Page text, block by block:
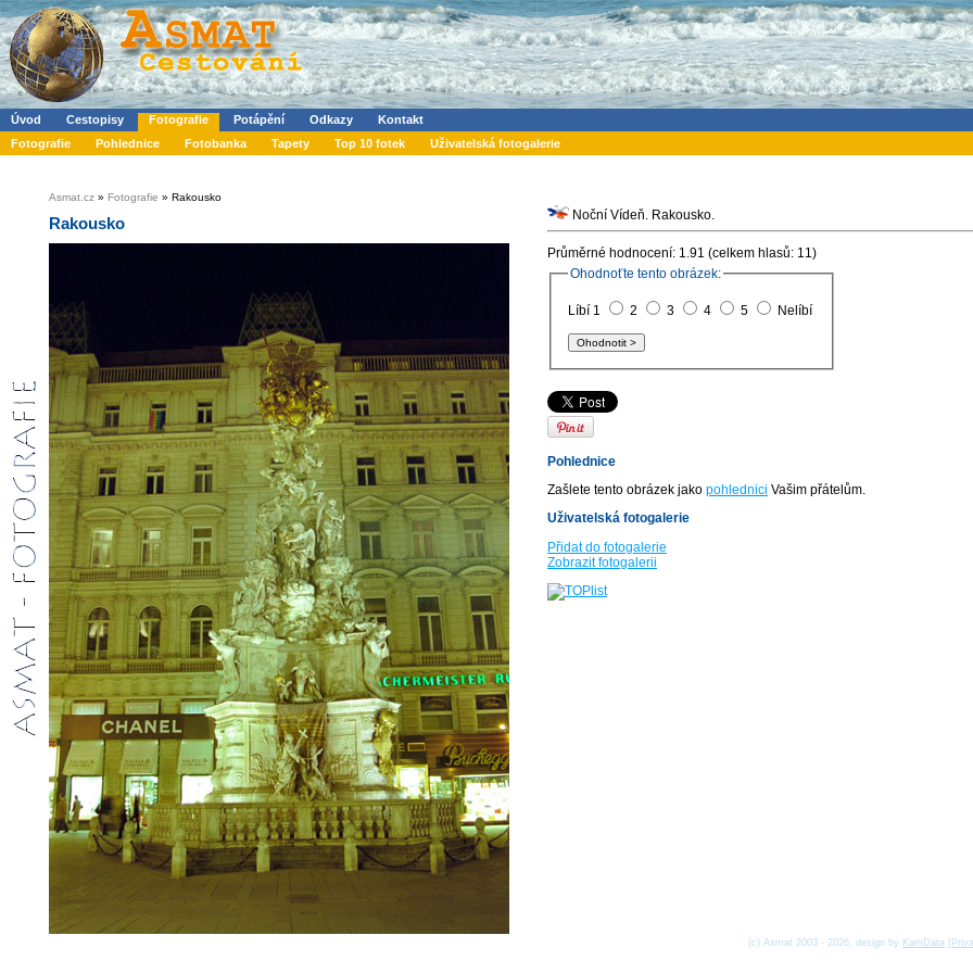
Úvod Cestopisy Fotografie Potápění Odkazy
Kontakt
Fotografie
Pohlednice Fotobanka Tapety Top 10 fotek Uživatelská fotogalerie
Asmat.cz » Fotografie » Rakousko
Rakousko Noční Vídeň. Rakousko.
Průměrné hodnocení: 1.91 (celkem hlasů: 11)
Ohodnoťte tento obrázek:
Líbí 1 2 3 4 5 Nelíbí
Pohlednice
Zašlete tento obrázek jako pohlednici Vašim přátelům.
Uživatelská fotogalerie
Přidat do fotogalerie
Zobrazit fotogalerii
(c) Asmat 2003 - 2026, design by KamData